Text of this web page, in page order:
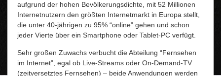
aufgrund der hohen Bevölkerungsdichte, mit 52 Millionen
Internetnutzern den größten Internetmarkt in Europa stellt,
die unter 40-jährigen zu 95% “online” gehen und schon
jeder Vierte über ein Smartphone oder Tablet-PC verfügt.
Sehr großen Zuwachs verbucht die Abteilung “Fernsehen
im Internet”, egal ob Live-Streams oder On-Demand-TV
(zeitversetztes Fernsehen) – beide Anwendungen werden